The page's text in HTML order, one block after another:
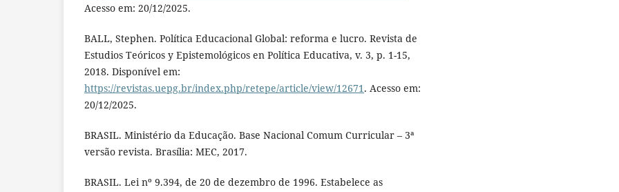
Acesso em: 20/12/2025.
BALL, Stephen. Política Educacional Global: reforma e lucro. Revista de
Estudios Teóricos y Epistemológicos en Política Educativa, v. 3, p. 1-15,
2018. Disponível em:
https://revistas.uepg.br/index.php/retepe/article/view/12671 . Acesso em:
20/12/2025.
BRASIL. Ministério da Educação. Base Nacional Comum Curricular – 3ª
versão revista. Brasília: MEC, 2017.
BRASIL. Lei nº 9.394, de 20 de dezembro de 1996. Estabelece as